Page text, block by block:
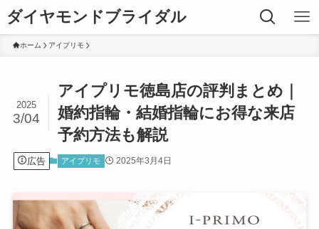
ダイヤモンドブライダル
ホーム アイプリモ
アイプリモ徳島店の評判まとめ｜
婚約指輪・結婚指輪にお得な来店
予約方法も解説
2025
3/04
広告 アイプリモ 2025年3月4日